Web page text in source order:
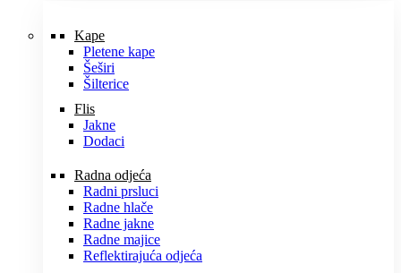
Kape
Pletene kape
Šeširi
Šilterice
Flis
Jakne
Dodaci
Radna odjeća
Radni prsluci
Radne hlače
Radne jakne
Radne majice
Reflektirajuća odjeća